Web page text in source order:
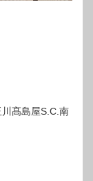
髙島屋S.C.南